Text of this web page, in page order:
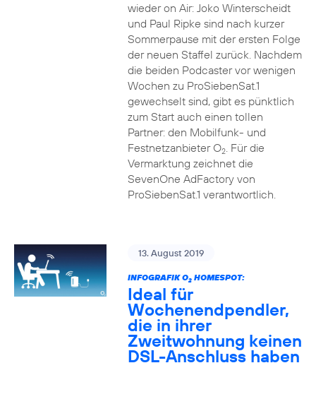
wieder on Air: Joko Winterscheidt
und Paul Ripke sind nach kurzer
Sommerpause mit der ersten Folge
der neuen Staffel zurück. Nachdem
die beiden Podcaster vor wenigen
Wochen zu ProSiebenSat.1
gewechselt sind, gibt es pünktlich
zum Start auch einen tollen
Partner: den Mobilfunk- und
Festnetzanbieter O2. Für die
Vermarktung zeichnet die
SevenOne AdFactory von
ProSiebenSat.1 verantwortlich.
13. August 2019
INFOGRAFIK O2HOMESPOT:
Ideal für
Wochenendpendler,
die in ihrer
Zweitwohnung keinen
DSL-Anschluss haben